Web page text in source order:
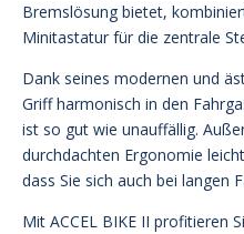
Bremslösung bietet,
Minitastatur für die zentrale
Dank seines modernen und
Griff harmonisch in den
ist so gut wie unauffällig.
durchdachten Ergonomie
dass Sie sich auch bei langen
Mit ACCEL BIKE II profitieren